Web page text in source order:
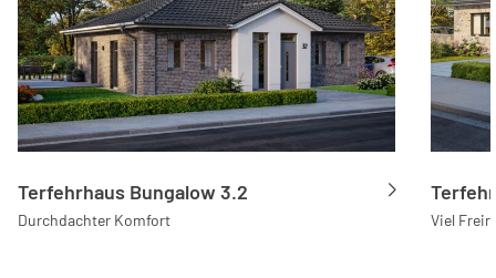
Terfehrhaus Bungalow 3.2
Durchdachter Komfort Viel